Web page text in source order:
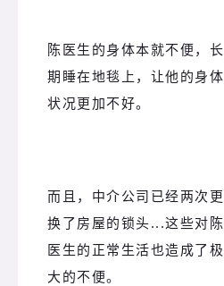
陈医生的身体本就不便，长
期睡在地毯上，让他的身体
状况更加不好。
而且，中介公司已经两次更
换了房屋的锁头...这些对陈
医生的正常生活也造成了极
大的不便。